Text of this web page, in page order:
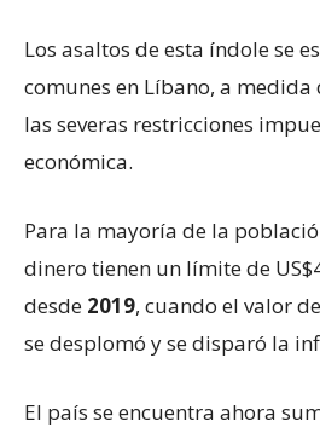
Los asaltos de esta índole se
comunes en Líbano, a
las severas restricciones
económica.
Para la mayoría de la
dinero tienen un límite de
desde 2019, cuando el valor
se desplomó y se disparó la
El país se encuentra ahora